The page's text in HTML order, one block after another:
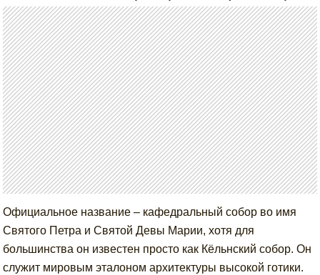
Официальное название – кафедральный собор во имя
Святого Петра и Святой Девы Марии, хотя для
большинства он известен просто как Кёльнский собор. Он
служит мировым эталоном архитектуры высокой готики.